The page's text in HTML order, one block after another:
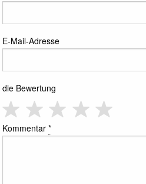
E-Mail-Adresse
die Bewertung
Kommentar *